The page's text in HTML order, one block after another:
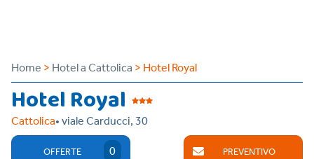
Home > Hotel a Cattolica > Hotel Royal
Hotel Royal
Cattolica• viale Carducci, 30
OFFERTE 0 PREVENTIVO